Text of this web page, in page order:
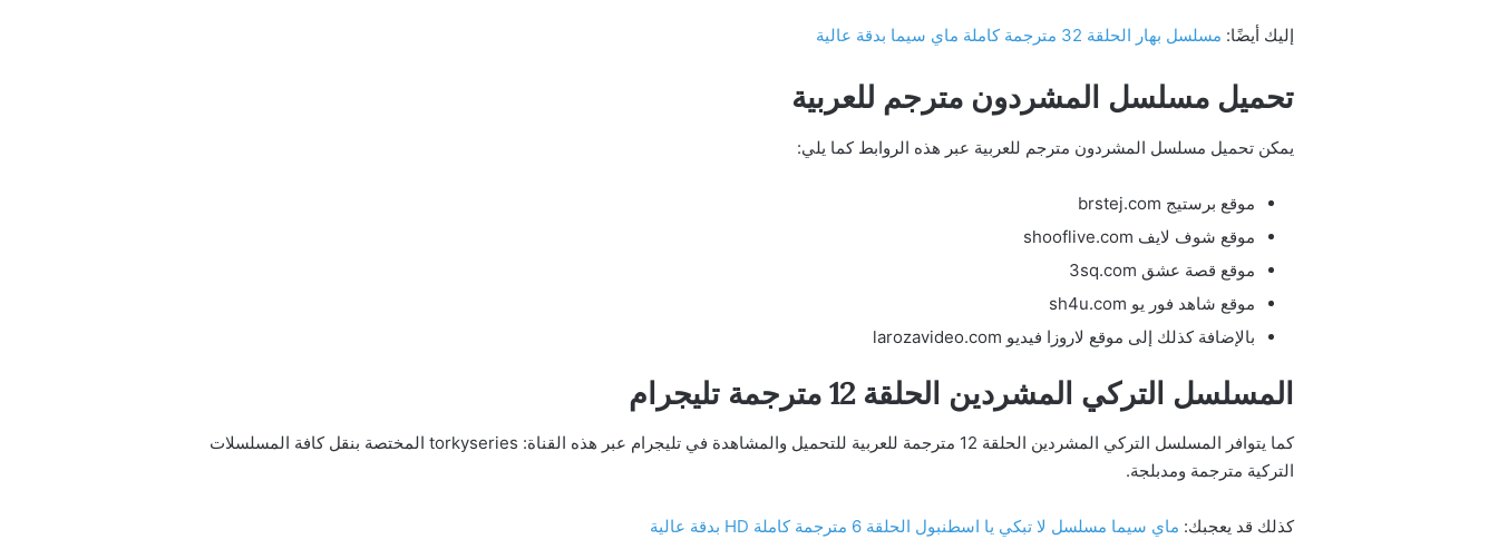
إليك أيضًا: مسلسل بهار الحلقة 32 مترجمة كاملة ماي سيما بدقة عالية
تحميل مسلسل المشردون مترجم للعربية
يمكن تحميل مسلسل المشردون مترجم للعربية عبر هذه الروابط كما يلي:
موقع برستيج brstej.com
موقع شوف لايف shooflive.com
موقع قصة عشق 3sq.com
موقع شاهد فور يو sh4u.com
بالإضافة كذلك إلى موقع لاروزا فيديو larozavideo.com
المسلسل التركي المشردين الحلقة 12 مترجمة تليجرام
كما يتوافر المسلسل التركي المشردين الحلقة 12 مترجمة للعربية للتحميل والمشاهدة في تليجرام عبر هذه القناة: torkyseries المختصة بنقل كافة المسلسلات
التركية مترجمة ومدبلجة.
كذلك قد يعجبك: ماي سيما مسلسل لا تبكي يا اسطنبول الحلقة 6 مترجمة كاملة HD بدقة عالية